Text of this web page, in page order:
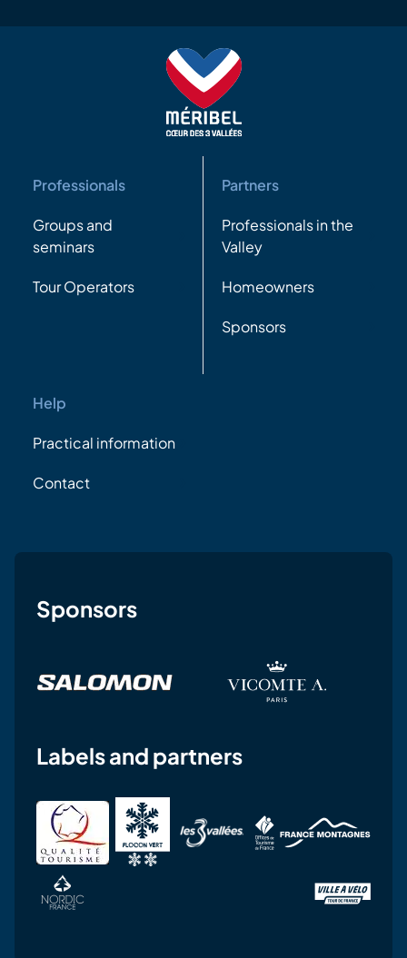
Professionals
Groups and
seminars
Tour Operators
Partners
Professionals in the
Valley
Homeowners
Sponsors
Help
Practical information
Contact
Sponsors
Labels and partners